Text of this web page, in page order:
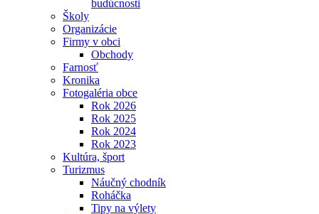
budúcnosti
Školy
Organizácie
Firmy v obci
Obchody
Farnosť
Kronika
Fotogaléria obce
Rok 2026
Rok 2025
Rok 2024
Rok 2023
Kultúra, šport
Turizmus
Náučný chodník
Roháčka
Tipy na výlety